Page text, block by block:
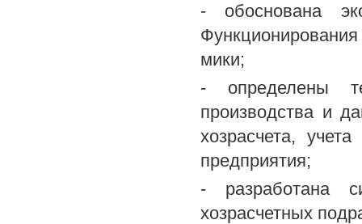
- обоснована
мики;
- определены
производства и
хозрасчета,
предприятия;
- разработана
хозрасчетных